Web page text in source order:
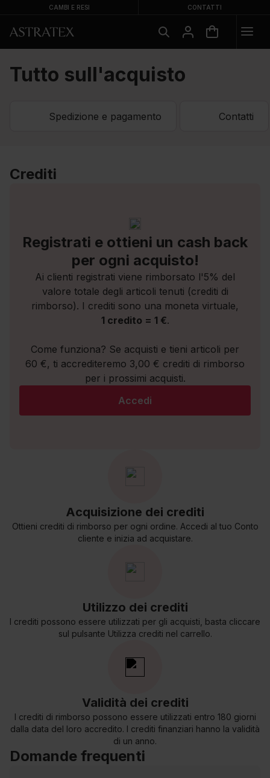
CAMBI E RESI CONTATTI
Tutto sull'acquisto
Spedizione e pagamento Contatti
Crediti
Registrati e ottieni un cash back
per ogni acquisto!
Ai clienti registrati viene rimborsato l'5% del
valore totale degli articoli tenuti (crediti di
rimborso). I crediti sono una moneta virtuale,
1 credito = 1 €.
Come funziona? Se acquisti e tieni articoli per
60 €, ti accrediteremo 3,00 € crediti di rimborso
per i prossimi acquisti.
Accedi
Acquisizione dei crediti
Ottieni crediti di rimborso per ogni ordine. Accedi al tuo Conto
cliente e inizia ad acquistare.
Utilizzo dei crediti
I crediti possono essere utilizzati per gli acquisti, basta cliccare
sul pulsante Utilizza crediti nel carrello.
Validità dei crediti
I crediti di rimborso possono essere utilizzati entro 180 giorni
dalla data del loro accredito. I crediti finanziari hanno la validità
di un anno.
Domande frequenti